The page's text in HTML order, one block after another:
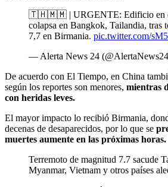
🇹🇭🇲🇲 | URGENTE: Edificio en
colapsa en Bangkok, Tailandia, tras
7,7 en Birmania. pic.twitter.com/
— Alerta News 24
De acuerdo con El Tiempo, en China
según los reportes son menores, mientras
con heridas leves.
El mayor impacto lo recibió Birmania,
decenas de desaparecidos, por lo que se
muertes aumente en las próximas horas.
Terremoto de magnitud 7.7 sacude
Myanmar, Vietnam y otros países